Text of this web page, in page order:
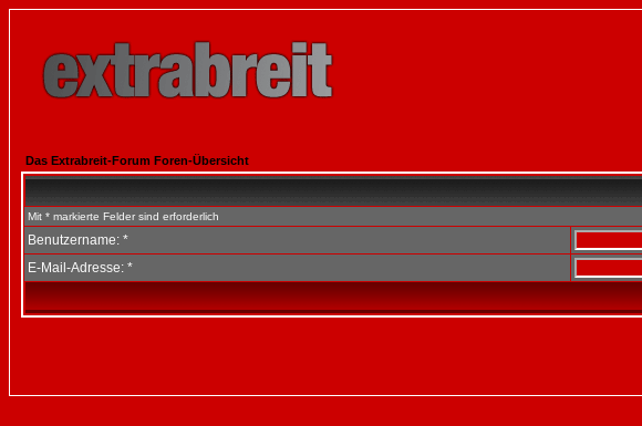
Das Extrabreit-Forum Foren-Übersicht
Mit * markierte Felder sind erforderlich
Benutzername: *
E-Mail-Adresse: *